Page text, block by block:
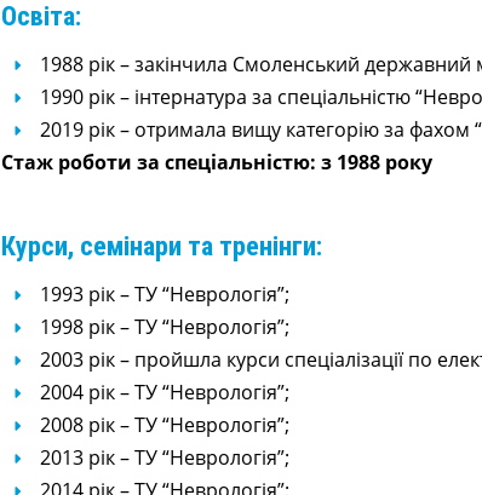
Освіта:
1988 рік – закінчила Смоленський державний
1990 рік – інтернатура за спеціальністю
2019 рік – отримала вищу категорію за фахом
Стаж роботи за спеціальністю: з 1988 року
Курси, семінари та тренінги:
1993 рік – ТУ “Неврологія”;
1998 рік – ТУ “Неврологія”;
2003 рік – пройшла курси спеціалізації по
2004 рік – ТУ “Неврологія”;
2008 рік – ТУ “Неврологія”;
2013 рік – ТУ “Неврологія”;